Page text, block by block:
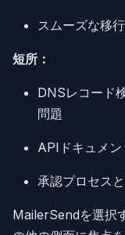
スムーズな移
短所：
DNSレコード
問題
APIドキュメ
承認プロセス
MailerSendを選択